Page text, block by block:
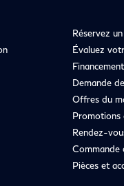
Réservez
Évaluez
Demande
Offres du
Promotions
Rendez-
Commande
Pièces et